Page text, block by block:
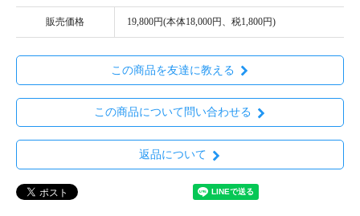
販売価格 19,800円(本体18,000円、税1,800円)
この商品を友達に教える
この商品について問い合わせる
返品について